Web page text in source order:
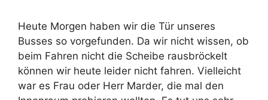
Heute Morgen haben wir die Tür unseres
Busses so vorgefunden. Da wir nicht wissen, ob
beim Fahren nicht die Scheibe rausbröckelt
können wir heute leider nicht fahren. Vielleicht
war es Frau oder Herr Marder, die mal den